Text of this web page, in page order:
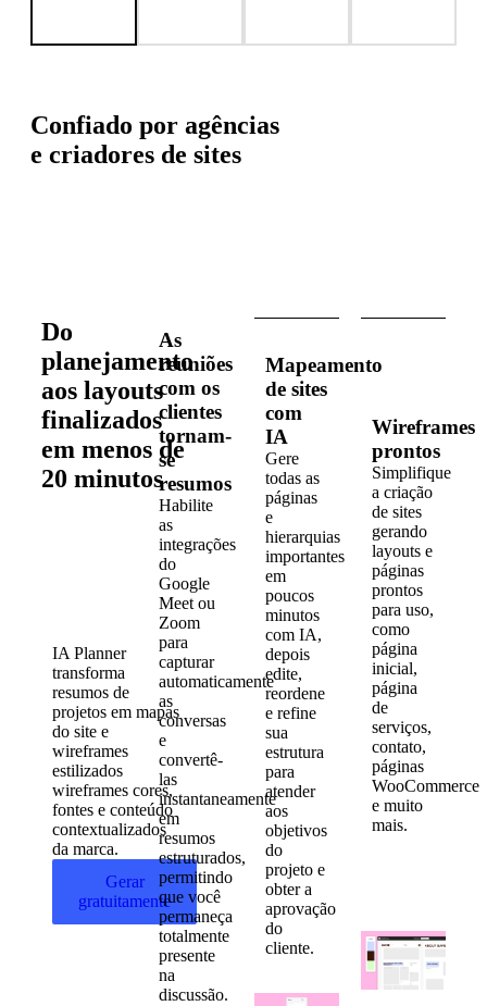
Confiado por agências
e criadores de sites
Do
planejamento
aos layouts
finalizados
em menos de
20 minutos
IA Planner
transforma
resumos de
projetos em mapas
do site e
wireframes
estilizados
wireframes cores,
fontes e conteúdo
contextualizados
da marca.
Gerar
gratuitamente
As
reuniões
com os
clientes
tornam-
se
resumos
Habilite
as
integrações
do
Google
Meet ou
Zoom
para
capturar
automaticamente
as
conversas
e
convertê-
las
instantaneamente
em
resumos
estruturados,
permitindo
que você
permaneça
totalmente
presente
na
discussão.
Mapeamento
de sites
com
IA
Gere
todas as
páginas
e
hierarquias
importantes
em
poucos
minutos
com IA,
depois
edite,
reordene
e refine
sua
estrutura
para
atender
aos
objetivos
do
projeto e
obter a
aprovação
do
cliente.
Wireframes
prontos
Simplifique
a criação
de sites
gerando
layouts e
páginas
prontos
para uso,
como
página
inicial,
página
de
serviços,
contato,
páginas
WooCommerce
e muito
mais.